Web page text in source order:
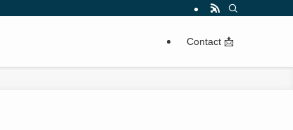
Contact 📩